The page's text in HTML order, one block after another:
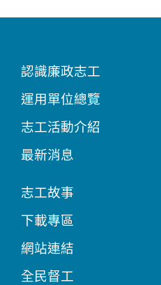
認識廉政志工
運用單位總覽
志工活動介紹
最新消息
志工故事
下載專區
網站連結
全民督工